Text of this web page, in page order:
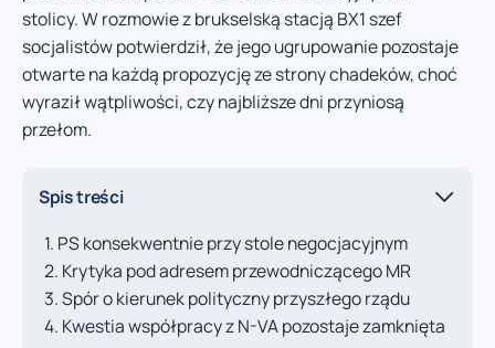
stolicy. W rozmowie z brukselską stacją BX1 szef
socjalistów potwierdził, że jego ugrupowanie pozostaje
otwarte na każdą propozycję ze strony chadeków, choć
wyraził wątpliwości, czy najbliższe dni przyniosą
przełom.
Spis treści
PS konsekwentnie przy stole negocjacyjnym
Krytyka pod adresem przewodniczącego MR
Spór o kierunek polityczny przyszłego rządu
Kwestia współpracy z N-VA pozostaje zamknięta